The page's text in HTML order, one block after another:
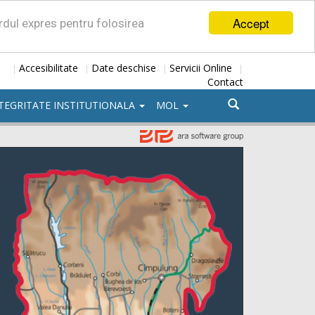
Accept
expres pentru folosirea
| Accesibilitate | Date deschise | Servicii Online |
Contact
INSTITUTIONALA MOL